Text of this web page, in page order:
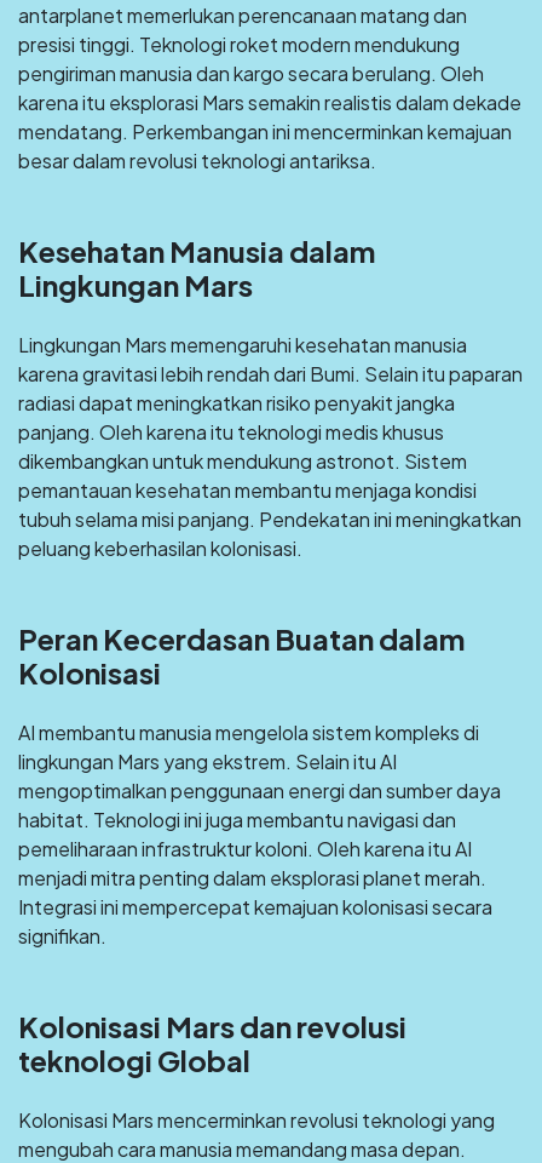
antarplanet memerlukan perencanaan matang dan
presisi tinggi. Teknologi roket modern mendukung
pengiriman manusia dan kargo secara berulang. Oleh
karena itu eksplorasi Mars semakin realistis dalam dekade
mendatang. Perkembangan ini mencerminkan kemajuan
besar dalam revolusi teknologi antariksa.
Kesehatan Manusia dalam
Lingkungan Mars
Lingkungan Mars memengaruhi kesehatan manusia
karena gravitasi lebih rendah dari Bumi. Selain itu paparan
radiasi dapat meningkatkan risiko penyakit jangka
panjang. Oleh karena itu teknologi medis khusus
dikembangkan untuk mendukung astronot. Sistem
pemantauan kesehatan membantu menjaga kondisi
tubuh selama misi panjang. Pendekatan ini meningkatkan
peluang keberhasilan kolonisasi.
Peran Kecerdasan Buatan dalam
Kolonisasi
AI membantu manusia mengelola sistem kompleks di
lingkungan Mars yang ekstrem. Selain itu AI
mengoptimalkan penggunaan energi dan sumber daya
habitat. Teknologi ini juga membantu navigasi dan
pemeliharaan infrastruktur koloni. Oleh karena itu AI
menjadi mitra penting dalam eksplorasi planet merah.
Integrasi ini mempercepat kemajuan kolonisasi secara
signifikan.
Kolonisasi Mars dan revolusi
teknologi Global
Kolonisasi Mars mencerminkan revolusi teknologi yang
mengubah cara manusia memandang masa depan.